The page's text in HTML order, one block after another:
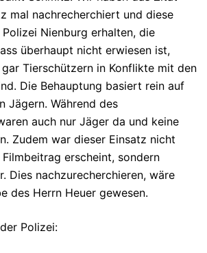
mal nachrecherchiert und diese
Nienburg erhalten, die
überhaupt nicht erwiesen ist,
Tierschützern in Konflikte mit den
Die Behauptung basiert rein auf
Jägern. Während des
auch nur Jäger da und keine
Zudem war dieser Einsatz nicht
erscheint, sondern
Dies nachzurecherchieren, wäre
des Herrn Heuer gewesen.
Polizei: